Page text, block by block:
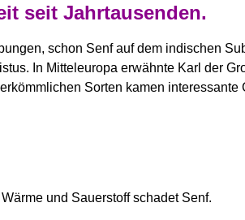
seit Jahrtausenden.
schon Senf auf dem indischen
In Mitteleuropa erwähnte Karl der
Sorten kamen
und Sauerstoff schadet Senf.